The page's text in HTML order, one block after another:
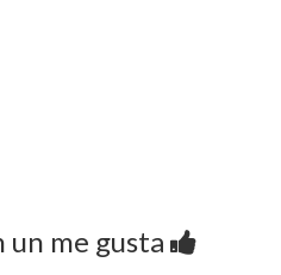
un me gusta